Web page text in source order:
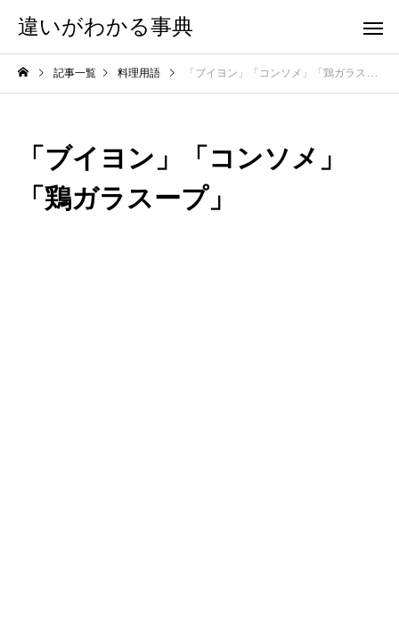
違いがわかる事典
記事一覧 料理用語 「ブイヨン」「コンソメ」「鶏ガラスープ」
「ブイヨン」「コンソメ」
「鶏ガラスープ」